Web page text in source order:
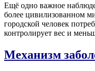
Ещё одно важное
более цивилизованном
городской человек
контролирует вес и
Механизм